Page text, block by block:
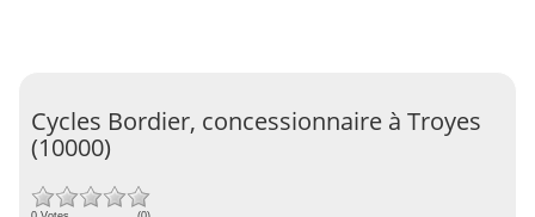
Cycles Bordier, concessionnaire à Troyes
(10000)